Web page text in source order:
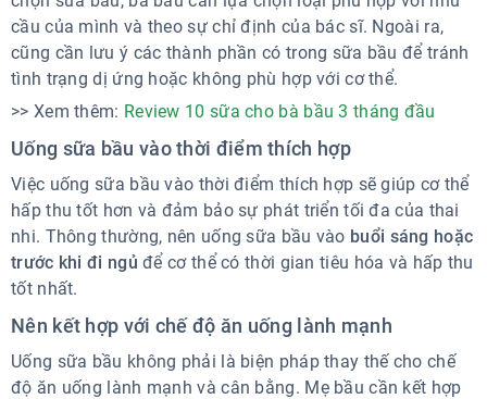
cầu của mình và theo sự chỉ định của bác sĩ. Ngoài ra,
cũng cần lưu ý các thành phần có trong sữa bầu để tránh
tình trạng dị ứng hoặc không phù hợp với cơ thể.
>> Xem thêm: Review 10 sữa cho bà bầu 3 tháng đầu
Uống sữa bầu vào thời điểm thích hợp
Việc uống sữa bầu vào thời điểm thích hợp sẽ giúp cơ thể
hấp thu tốt hơn và đảm bảo sự phát triển tối đa của thai
nhi. Thông thường, nên uống sữa bầu vào buổi sáng hoặc
trước khi đi ngủ để cơ thể có thời gian tiêu hóa và hấp thu
tốt nhất.
Nên kết hợp với chế độ ăn uống lành mạnh
Uống sữa bầu không phải là biện pháp thay thế cho chế
độ ăn uống lành mạnh và cân bằng. Mẹ bầu cần kết hợp